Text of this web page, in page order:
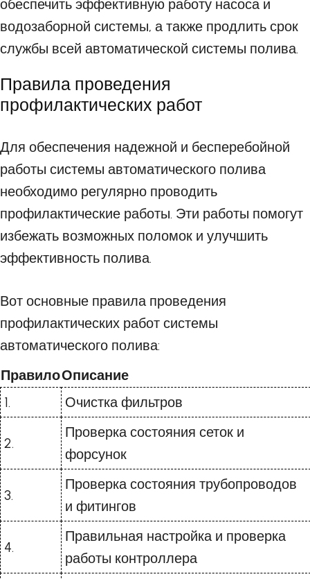
обеспечить эффективную работу насоса и
водозаборной системы, а также продлить срок
службы всей автоматической системы полива.
Правила проведения
профилактических работ
Для обеспечения надежной и бесперебойной
работы системы автоматического полива
необходимо регулярно проводить
профилактические работы. Эти работы помогут
избежать возможных поломок и улучшить
эффективность полива.
Вот основные правила проведения
профилактических работ системы
автоматического полива:
ПравилоОписание
1.
Очистка фильтров
2.
Проверка состояния сеток и
форсунок
3.
Проверка состояния трубопроводов
и фитингов
4.
Правильная настройка и проверка
работы контроллера